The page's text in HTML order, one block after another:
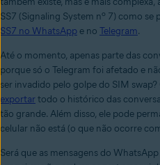
SS7 (Signaling System nº 7) como se
SS7 no WhatsApp e no Telegram.
Até o momento, apenas parte das
porque só o Telegram foi afetado e
ser invadido pelo golpe do SIM
exportartodo o histórico das
tão grande. Além disso, ele pode
celular não está (o que não ocorre
Será que as mensagens do